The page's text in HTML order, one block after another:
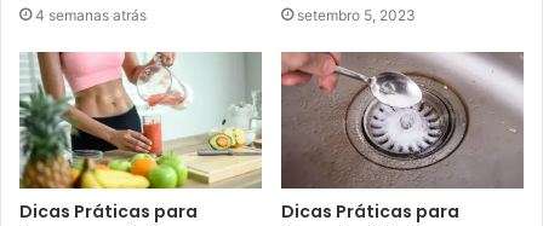
4 semanas atrás setembro 5, 2023
Dicas Práticas para
Dicas Práticas para